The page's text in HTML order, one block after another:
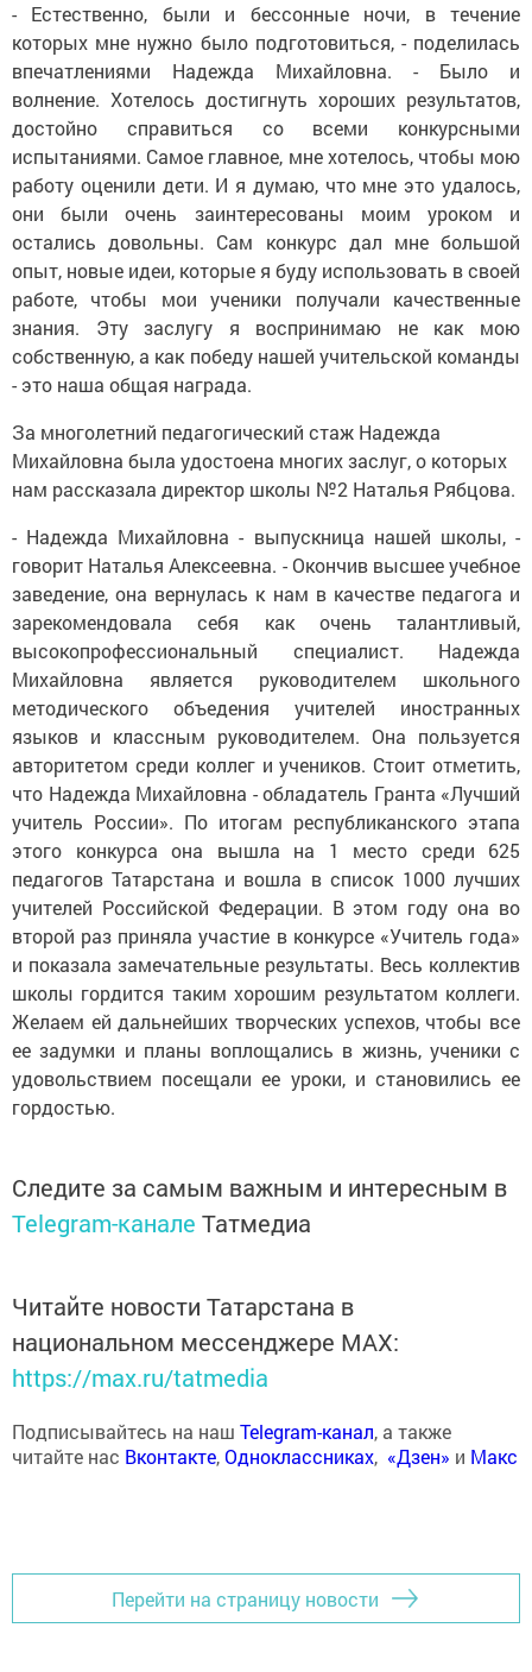
- Естественно, были и бессонные ночи, в течение
которых мне нужно было подготовиться, - поделилась
впечатлениями Надежда Михайловна. - Было и
волнение. Хотелось достигнуть хороших результатов,
достойно справиться со всеми конкурсными
испытаниями. Самое главное, мне хотелось, чтобы мою
работу оценили дети. И я думаю, что мне это удалось,
они были очень заинтересованы моим уроком и
остались довольны. Сам конкурс дал мне большой
опыт, новые идеи, которые я буду использовать в своей
работе, чтобы мои ученики получали качественные
знания. Эту заслугу я воспринимаю не как мою
собственную, а как победу нашей учительской команды
- это наша общая награда.
За многолетний педагогический стаж Надежда
Михайловна была удостоена многих заслуг, о которых
нам рассказала директор школы №2 Наталья Рябцова.
- Надежда Михайловна - выпускница нашей школы, -
говорит Наталья Алексеевна. - Окончив высшее учебное
заведение, она вернулась к нам в качестве педагога и
зарекомендовала себя как очень талантливый,
высокопрофессиональный специалист. Надежда
Михайловна является руководителем школьного
методического объедения учителей иностранных
языков и классным руководителем. Она пользуется
авторитетом среди коллег и учеников. Стоит отметить,
что Надежда Михайловна - обладатель Гранта «Лучший
учитель России». По итогам республиканского этапа
этого конкурса она вышла на 1 место среди 625
педагогов Татарстана и вошла в список 1000 лучших
учителей Российской Федерации. В этом году она во
второй раз приняла участие в конкурсе «Учитель года»
и показала замечательные результаты. Весь коллектив
школы гордится таким хорошим результатом коллеги.
Желаем ей дальнейших творческих успехов, чтобы все
ее задумки и планы воплощались в жизнь, ученики с
удовольствием посещали ее уроки, и становились ее
гордостью.
Следите за самым важным и интересным в
Telegram-канале Татмедиа
Читайте новости Татарстана в
национальном мессенджере MАХ:
https://max.ru/tatmedia
Подписывайтесь на наш Telegram-канал, а также
читайте нас Вконтакте,Одноклассниках, «Дзен» и Макс
Перейти на страницу новости